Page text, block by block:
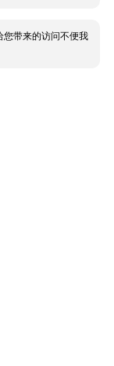
您带来的访问不便我